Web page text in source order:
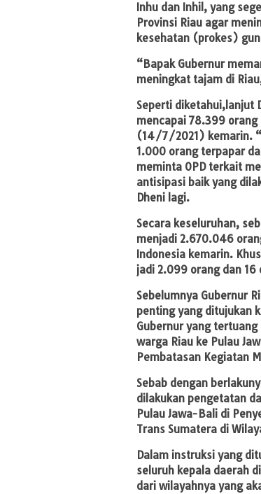
Inhu dan Inhil, yang
Provinsi Riau agar
kesehatan (prokes)
“Bapak Gubernur
meningkat tajam di
Seperti diketahui,lanjut
mencapai 78.399
(14/7/2021) kemarin.
1.000 orang terpapar
meminta OPD terkait
antisipasi baik yang
Dheni lagi.
Secara keseluruhan,
menjadi 2.670.046
Indonesia kemarin.
jadi 2.099 orang dan
Sebelumnya Gubernur
penting yang ditujukan
Gubernur yang
warga Riau ke Pulau
Pembatasan Kegiatan
Sebab dengan
dilakukan pengetatan
Pulau Jawa-Bali di
Trans Sumatera di
Dalam instruksi yang
seluruh kepala daerah
dari wilayahnya yang